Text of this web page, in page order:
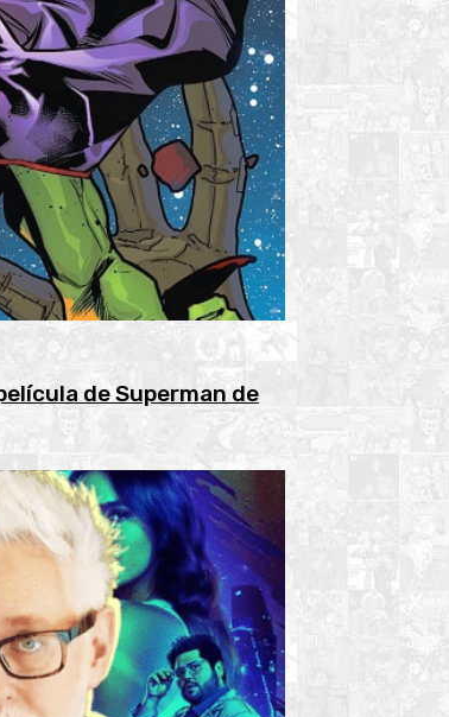
de Superman de